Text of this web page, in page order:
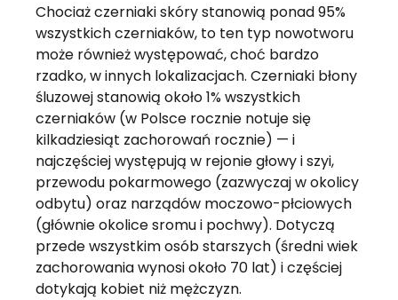
Chociaż czerniaki skóry stanowią ponad 95%
wszystkich czerniaków, to ten typ nowotworu
może również występować, choć bardzo
rzadko, w innych lokalizacjach. Czerniaki błony
śluzowej stanowią około 1% wszystkich
czerniaków (w Polsce rocznie notuje się
kilkadziesiąt zachorowań rocznie) — i
najczęściej występują w rejonie głowy i szyi,
przewodu pokarmowego (zazwyczaj w okolicy
odbytu) oraz narządów moczowo-płciowych
(głównie okolice sromu i pochwy). Dotyczą
przede wszystkim osób starszych (średni wiek
zachorowania wynosi około 70 lat) i częściej
dotykają kobiet niż mężczyzn.